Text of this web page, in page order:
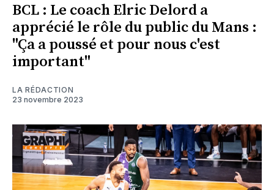
BCL : Le coach Elric Delord a
apprécié le rôle du public du Mans :
"Ça a poussé et pour nous c'est
important"
LA RÉDACTION
23 novembre 2023